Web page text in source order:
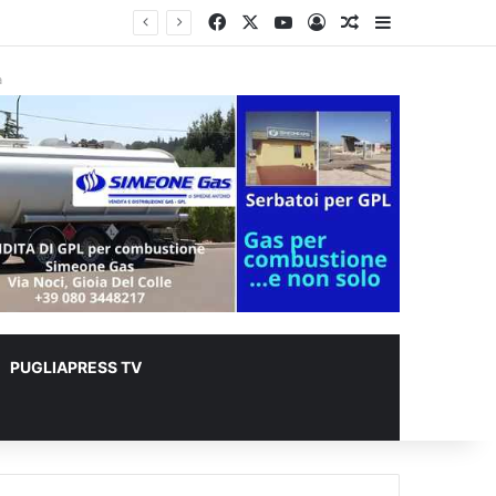
animali FacebookYou TubeAccediUn articolo a
PUGLIAPRESS TV